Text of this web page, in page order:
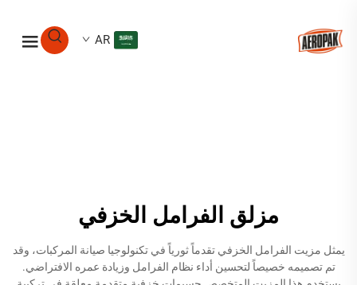
AR
مزلق الفرامل الخزفي
يمثل مزيت الفرامل الخزفي تقدماً ثورياً في تكنولوجيا صيانة المركبات، وقد
تم تصميمه خصيصاً لتحسين أداء نظام الفرامل وزيادة عمره الافتراضي.